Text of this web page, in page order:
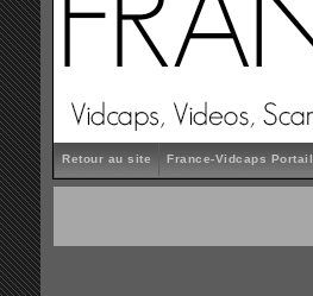
Retour au site France-Vidcaps Portail